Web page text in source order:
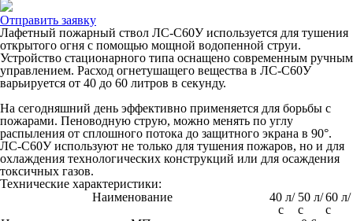
Отправить заявку
Лафетный пожарный ствол ЛС-С60У используется для тушения
открытого огня с помощью мощной водопенной струи.
Устройство стационарного типа оснащено современным ручным
управлением. Расход огнетушащего вещества в ЛС-С60У
варьируется от 40 до 60 литров в секунду.
На сегодняшний день эффективно применяется для борьбы с
пожарами. Пеноводную струю, можно менять по углу
распыления от сплошного потока до защитного экрана в 90°.
ЛС-С60У используют не только для тушения пожаров, но и для
охлаждения технологических конструкций или для осаждения
токсичных газов.
Технические характеристики:
Наименование
40 л/
с
50 л/
с
60 л/
с